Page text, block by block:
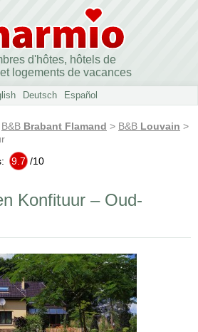
d'hôtes, hôtels de
logements de vacances
Deutsch Español
B&B Brabant Flamand > B&B Louvain >
9.7 /10
Konfituur – Oud-